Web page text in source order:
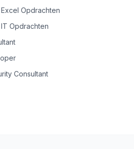
Opdrachten
Opdrachten
Consultant